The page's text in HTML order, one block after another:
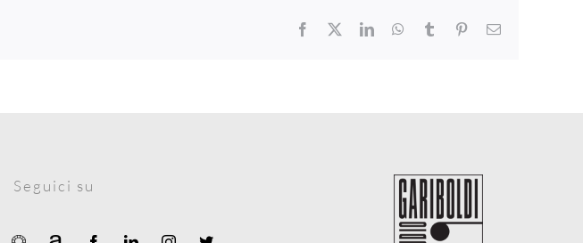
Facebook LinkedInWhatsApp
Tumblr PinterestEmail
Seguici su